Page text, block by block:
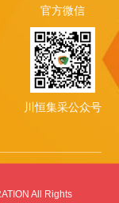
官方微信
川恒集采公众号
All Rights